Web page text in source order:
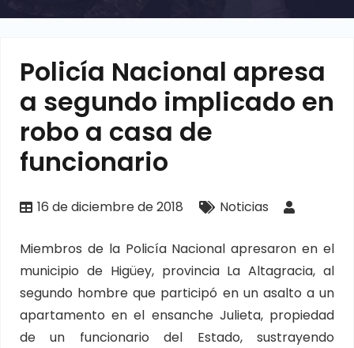
Policía Nacional apresa
a segundo implicado en
robo a casa de
funcionario
16 de diciembre de 2018 Noticias
Miembros de la Policía Nacional apresaron en el
municipio de Higüey, provincia La Altagracia, al
segundo hombre que participó en un asalto a un
apartamento en el ensanche Julieta, propiedad
de un funcionario del Estado, sustrayendo